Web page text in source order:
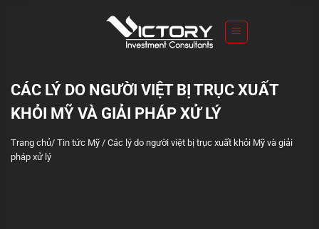
CÁC LÝ DO NGƯỜI VIỆT BỊ TRỤC XUẤT
KHỎI MỸ VÀ GIẢI PHÁP XỬ LÝ
Trang chủ/ Tin tức Mỹ / Các lý do người việt bị trục xuất khỏi Mỹ và giải
pháp xử lý